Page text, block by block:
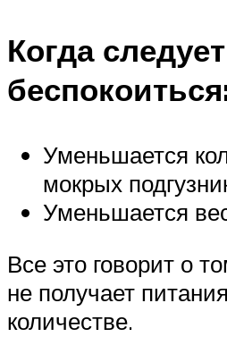
Когда следует
Уменьшается
мокрых
Уменьшается
Все это говорит о
не получает
количестве.